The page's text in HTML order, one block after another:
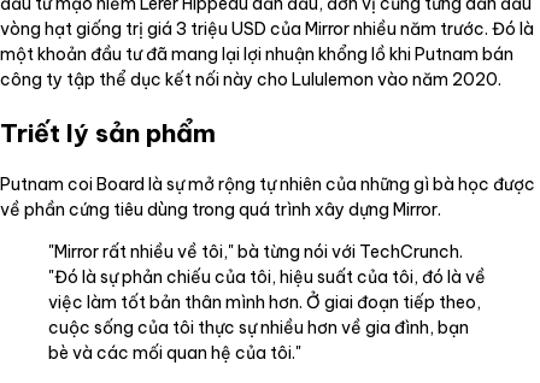
vòng hạt giống trị giá 3 triệu USD của Mirror nhiều năm trước. Đó là
một khoản đầu tư đã mang lại lợi nhuận khổng lồ khi Putnam bán
công ty tập thể dục kết nối này cho Lululemon vào năm 2020.
Triết lý sản phẩm
Putnam coi Board là sự mở rộng tự nhiên của những gì bà học được
về phần cứng tiêu dùng trong quá trình xây dựng Mirror.
"Mirror rất nhiều về tôi," bà từng nói với TechCrunch.
"Đó là sự phản chiếu của tôi, hiệu suất của tôi, đó là về
việc làm tốt bản thân mình hơn. Ở giai đoạn tiếp theo,
cuộc sống của tôi thực sự nhiều hơn về gia đình, bạn
bè và các mối quan hệ của tôi."